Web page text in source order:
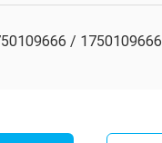
/ 1750109666